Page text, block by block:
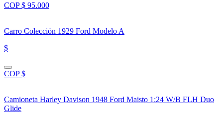
COP $ 95.000
Carro Colección 1929 Ford Modelo A
$
COP $
Camioneta Harley Davison 1948 Ford Maisto 1:24 W/B FLH Duo
Glide